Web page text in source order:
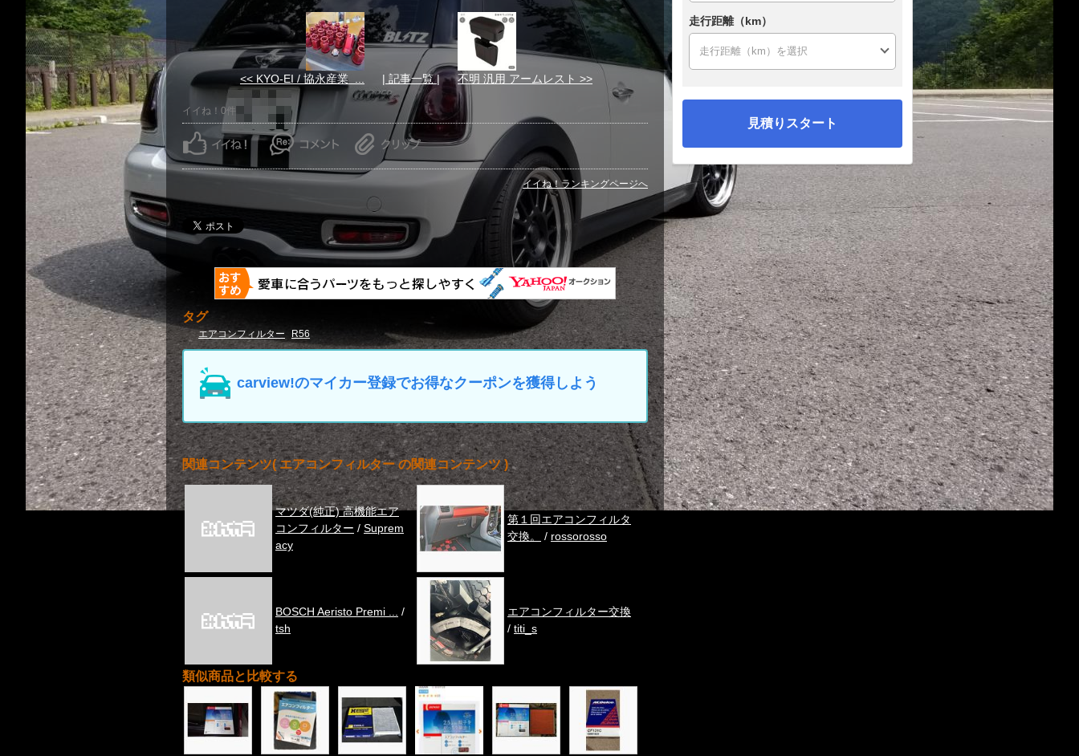
<< KYO-EI / 協永産業 ... | 記事一覧 | 不明 汎用 アームレスト >>
イイね！0件
イイね！ランキングページへ
タグ
エアコンフィルター R56
carview!のマイカー登録でお得なクーポンを獲得しよう
関連コンテンツ( エアコンフィルター の関連コンテンツ )
マツダ(純正) 高機能エア
コンフィルター / Suprem
acy
第１回エアコンフィルタ
交換。
/ rossorosso
BOSCH Aeristo Premi ...
/
tsh
エアコンフィルター交換
/ titi_s
類似商品と比較する
走行距離（km）
見積りスタート